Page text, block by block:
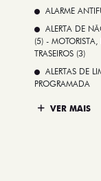
ALARME
ALERTA DE
(5) - MOTORISTA,
TRASEIROS (3)
ALERTAS DE
PROGRAMADA
VER MAIS